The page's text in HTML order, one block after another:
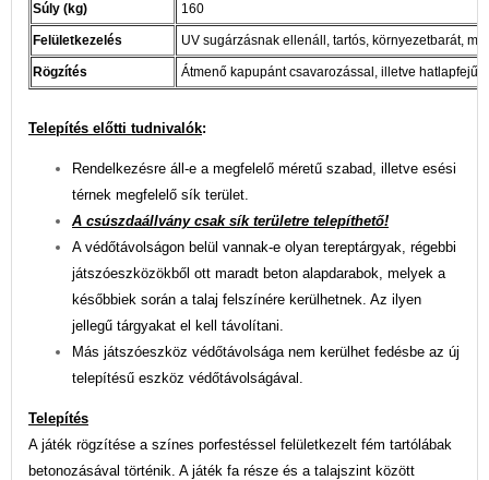
Súly (kg) 160
Felületkezelés UV sugárzásnak ellenáll, tartós, környezetbarát,
Rögzítés Átmenő kapupánt csavarozással, illetve hatlapfejű
Telepítés előtti tudnivalók:
Rendelkezésre áll-e a megfelelő méretű szabad, illetve esési
térnek megfelelő sík terület.
A csúszdaállvány csak sík területre telepíthető!
A védőtávolságon belül vannak-e olyan tereptárgyak, régebbi
játszóeszközökből ott maradt beton alapdarabok, melyek a
későbbiek során a talaj felszínére kerülhetnek. Az ilyen
jellegű tárgyakat el kell távolítani.
Más játszóeszköz védőtávolsága nem kerülhet fedésbe az új
telepítésű eszköz védőtávolságával.
Telepítés
A játék rögzítése a színes porfestéssel felületkezelt fém tartólábak
betonozásával történik. A játék fa része és a talajszint között